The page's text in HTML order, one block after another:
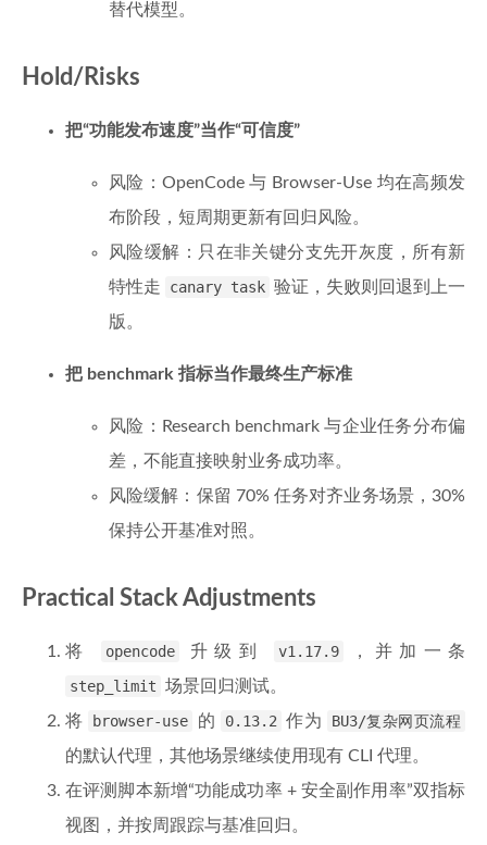
替代模型。
Hold/Risks
把“功能发布速度”当作“可信度”
风险：OpenCode 与 Browser-Use 均在高频发
布阶段，短周期更新有回归风险。
风险缓解：只在非关键分支先开灰度，所有新
特性走
canary task 验证，失败则回退到上一
版。
把 benchmark 指标当作最终生产标准
风险：Research benchmark 与企业任务分布偏
差，不能直接映射业务成功率。
风险缓解：保留 70% 任务对齐业务场景，30%
保持公开基准对照。
Practical Stack Adjustments
将 opencode 升级到 v1.17.9
，并加一条
step_limit 场景回归测试。
将
browser-use 的 0.13.2 作为
BU3/复杂网页流程
的默认代理，其他场景继续使用现有 CLI 代理。
在评测脚本新增“功能成功率 + 安全副作用率”双指标
视图，并按周跟踪与基准回归。